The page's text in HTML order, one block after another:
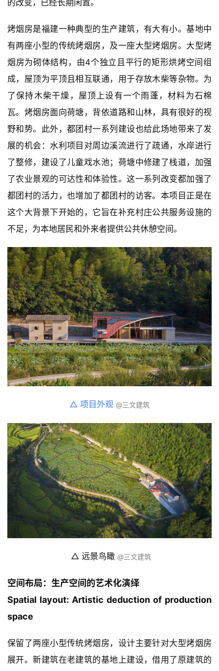
的改变，已经长期闲置。
烤烟房是福建一种典型的生产建筑，有大有小。基地中
有两座小型的传统烤烟房，及一座大型烤烟房。大型烤
烟房为砌体结构，由4个独立且平行的矩形烘烤空间组
成，屋顶为平顶且相互联通，用于存放木柴等杂物。为
了保持木柴干燥，屋顶上设有一个雨蓬，材料为石棉
瓦。烤烟房面向荷塘，背依道路和山林，具有很好的视
野和势。此外，都团村一系列建设也给此场地带来了发
展的机会：水利项目对周边溪流进行了疏通，水岸进行
了整修，建设了儿童戏水池；荷塘中修建了栈道，加强
了农业景观的可达性和体验性。这一系列改变都加强了
都团村的活力，也增加了都团村的访客。本项目正是在
这个大背景下开始的，它旨在补充村庄公共服务设施的
不足，为本地居民和外来者提供公共休憩空间。
△ 项目外观 @三文建筑
△ 远景鸟瞰 @三文建筑
空间布局：生产空间的艺术化演绎
Spatial layout: Artistic deduction of production
space
保留了两座小型传统烤烟房，设计主要针对大型烤烟房
展开。新建筑在老建筑的基地上建设，借用了原建筑的